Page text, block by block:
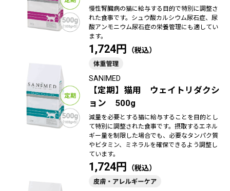
慢性腎臓病の猫に給与する目的で特別に調整さ
れた食事です。シュウ酸カルシウム尿石症、尿
酸アンモニウム尿石症の栄養管理にも適してい
ます。
1,724円
SANIMED
【定期】猫用 ウェイトリダクシ
ョン 500g
減量を必要とする猫に給与することを目的とし
て特別に調整された食事です。摂取するエネル
ギー量を制限した場合でも、必要なタンパク質
やビタミン、ミネラルを確保できるよう調整し
ています。
1,724円